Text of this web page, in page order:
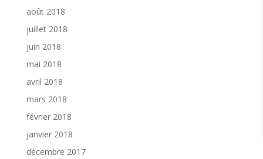
août 2018
juillet 2018
juin 2018
mai 2018
avril 2018
mars 2018
février 2018
janvier 2018
décembre 2017